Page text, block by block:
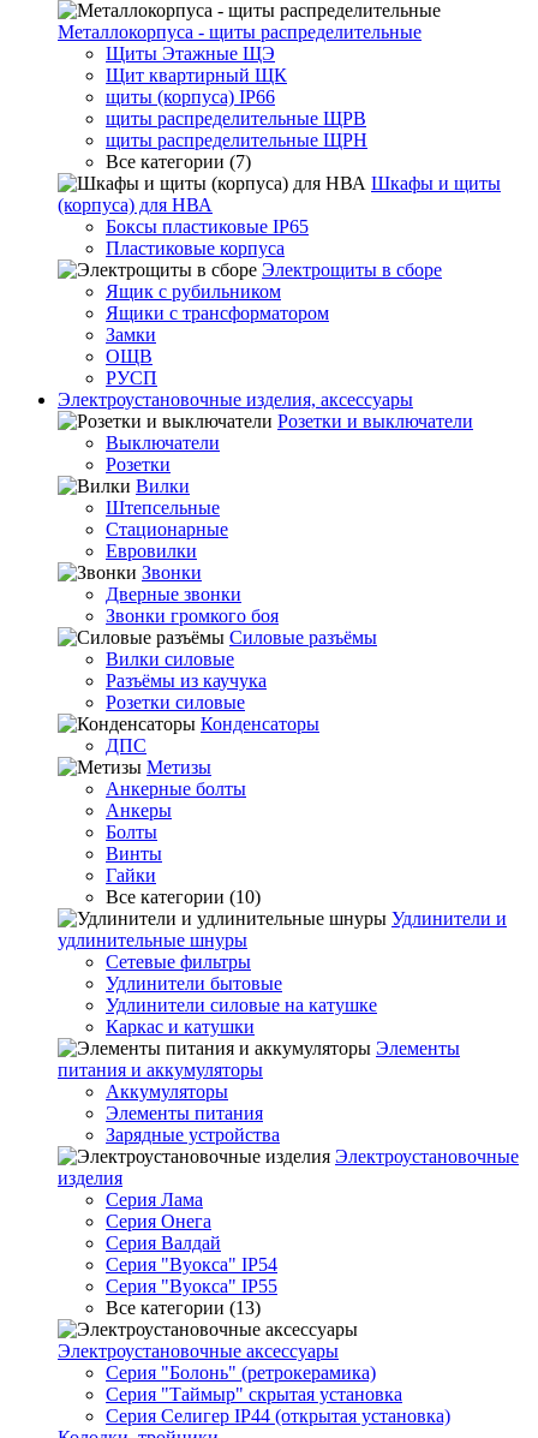
Металлокорпуса - щиты распределительные
Щиты Этажные ЩЭ
Щит квартирный ЩК
щиты (корпуса) IP66
щиты распределительные ЩРВ
щиты распределительные ЩРН
Все категории (7)
Шкафы и щиты
(корпуса) для НВА
Боксы пластиковые IP65
Пластиковые корпуса
Электрощиты в сборе
Ящик с рубильником
Ящики с трансформатором
Замки
ОЩВ
РУСП
Электроустановочные изделия, аксессуары
Розетки и выключатели
Выключатели
Розетки
Вилки
Штепсельные
Стационарные
Евровилки
Звонки
Дверные звонки
Звонки громкого боя
Силовые разъёмы
Вилки силовые
Разъёмы из каучука
Розетки силовые
Конденсаторы
ДПС
Метизы
Анкерные болты
Анкеры
Болты
Винты
Гайки
Все категории (10)
Удлинители и
удлинительные шнуры
Сетевые фильтры
Удлинители бытовые
Удлинители силовые на катушке
Каркас и катушки
Элементы
питания и аккумуляторы
Аккумуляторы
Элементы питания
Зарядные устройства
Электроустановочные
изделия
Серия Лама
Серия Онега
Серия Валдай
Серия "Вуокса" IP54
Серия "Вуокса" IP55
Все категории (13)
Электроустановочные аксессуары
Серия "Болонь" (ретрокерамика)
Серия "Таймыр" скрытая установка
Серия Селигер IP44 (открытая установка)